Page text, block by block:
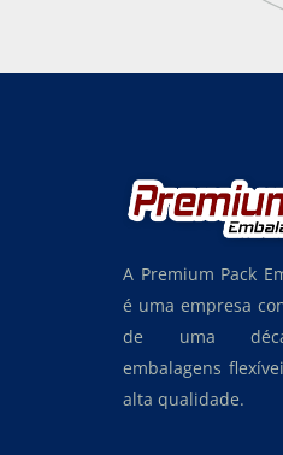
A Premium Pack
é uma empresa
de uma
embalagens
alta qualidade.